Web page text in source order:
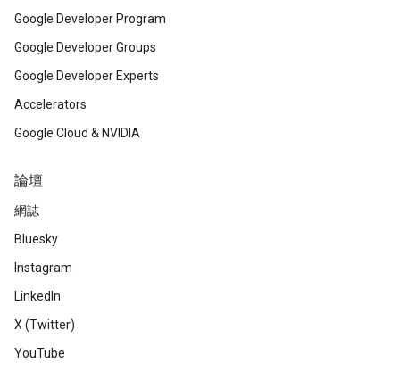
Google Developer Program
Google Developer Groups
Google Developer Experts
Accelerators
Google Cloud & NVIDIA
論壇
網誌
Bluesky
Instagram
LinkedIn
X (Twitter)
YouTube